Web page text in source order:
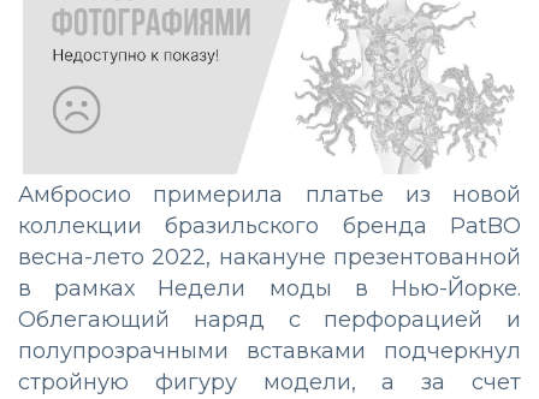
Амбросио примерила платье из новой
коллекции бразильского бренда PatBO
весна-лето 2022, накануне презентованной
в рамках Недели моды в Нью-Йорке.
Облегающий наряд с перфорацией и
полупрозрачными вставками подчеркнул
стройную фигуру модели, а за счет